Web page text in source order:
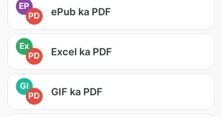
EP
PD
ePub ka PDF
Ex
PD
Excel ka PDF
GI
PD
GIF ka PDF